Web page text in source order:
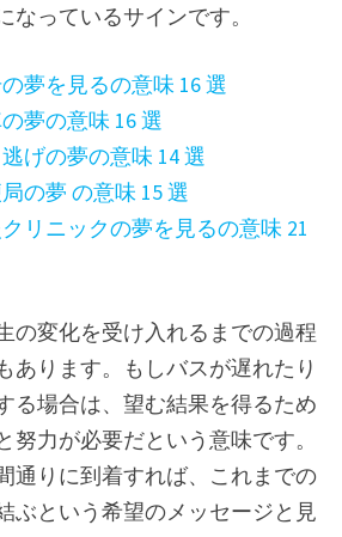
なっているサインです。
夢を見るの意味 16 選
夢の意味 16 選
げの夢の意味 14 選
の夢 の意味 15 選
クリニックの夢を見るの意味 21
の変化を受け入れるまでの過程
あります。もしバスが遅れたり
る場合は、望む結果を得るため
努力が必要だという意味です。
通りに到着すれば、これまでの
ぶという希望のメッセージと見